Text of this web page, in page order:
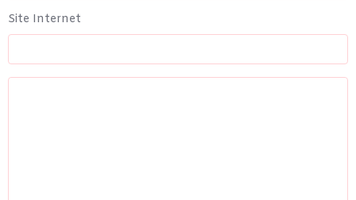
Site Internet